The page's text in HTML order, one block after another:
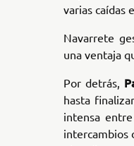
varias caídas
Navarrete
una ventaja
Por detrás,
hasta
intensa entre
intercambios